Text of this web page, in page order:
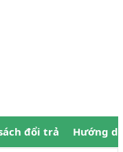
đổi trả Hướng